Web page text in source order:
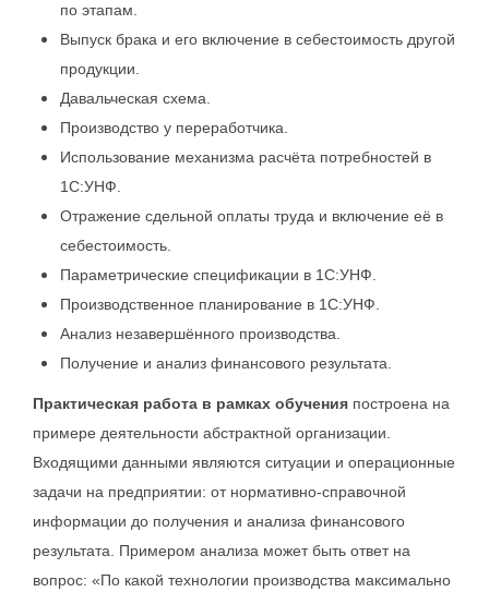
по этапам.
Выпуск брака и его включение в себестоимость другой
продукции.
Давальческая схема.
Производство у переработчика.
Использование механизма расчёта потребностей в
1С:УНФ.
Отражение сдельной оплаты труда и включение её в
себестоимость.
Параметрические спецификации в 1С:УНФ.
Производственное планирование в 1С:УНФ.
Анализ незавершённого производства.
Получение и анализ финансового результата.
Практическая работа в рамках обучения построена на
примере деятельности абстрактной организации.
Входящими данными являются ситуации и операционные
задачи на предприятии: от нормативно-справочной
информации до получения и анализа финансового
результата. Примером анализа может быть ответ на
вопрос: «По какой технологии производства максимально